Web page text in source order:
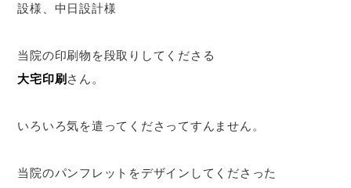
設様、中日設計様
当院の印刷物を段取りしてくださる
大宅印刷 さん。
いろいろ気を遣ってくださってすんません。
当院のパンフレットをデザインしてくださった